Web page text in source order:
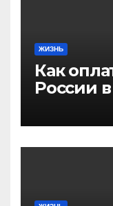
ЖИЗНЬ
Как
России